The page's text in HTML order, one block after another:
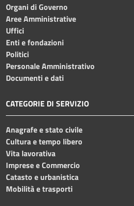
Organi di Governo
Aree Amministrative
Uffici
Enti e fondazioni
Politici
Personale Amministrativo
Documenti e dati
CATEGORIE DI SERVIZIO
Anagrafe e stato civile
Cultura e tempo libero
Vita lavorativa
Imprese e Commercio
Catasto e urbanistica
Mobilità e trasporti